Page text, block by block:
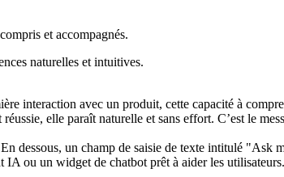
et accompagnés.
naturelles et intuitives.
interaction avec un produit, cette capacité à
elle paraît naturelle et sans effort. C’est le